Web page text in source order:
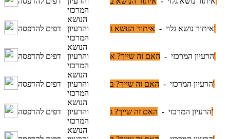
המרכזי
דפים להדפסה
הנושא
והרעיון
המרכזי
איתור נושא גלוי -איתור הנושא ג'
דפים להדפסה
הנושא
והרעיון
המרכזי
הרעיון המרכזי -האם זה שייך? א'
דפים להדפסה
הנושא
והרעיון
המרכזי
הרעיון המרכזי -האם זה שייך? ב'
דפים להדפסה
הנושא
והרעיון
המרכזי
הרעיון המרכזי -האם זה שייך? ג'
הנושא